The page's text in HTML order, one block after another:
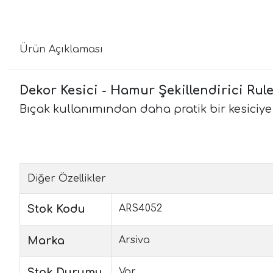
Ürün Açıklaması
Dekor Kesici - Hamur Şekillendirici
Bıçak kullanımından daha pratik bir
Diğer Özellikler
Stok Kodu ARS4052
Marka Arsiva